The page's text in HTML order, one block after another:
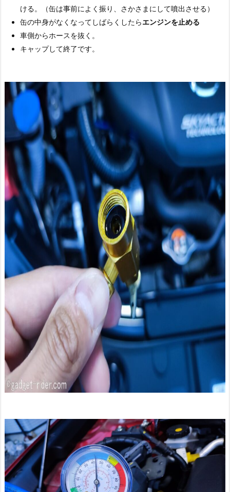
ける。（缶は事前によく振り、さかさまにして噴出させる）
缶の中身がなくなってしばらくしたらエンジンを止める
車側からホースを抜く。
キャップして終了です。